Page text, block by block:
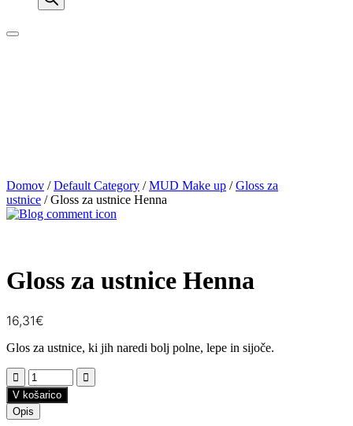
Domov /Default Category /MUD Make up /Gloss za
ustnice / Gloss za ustnice Henna
Gloss za ustnice Henna
16,31€
Glos za ustnice, ki jih naredi bolj polne, lepe in sijoče.
V košarico
Opis